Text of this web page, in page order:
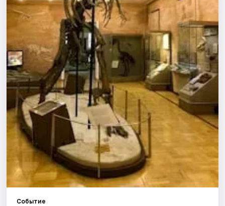
Города
Площадки
Артисты
Рейтинги
Событие